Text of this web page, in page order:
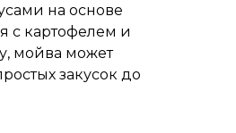
на основе
с картофелем и
мойва может
закусок до